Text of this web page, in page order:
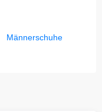
Männerschuhe